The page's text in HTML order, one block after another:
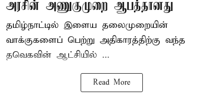
அரசின் அணுகுமுறை ஆபத்தானது
தமிழ்நாட்டில் இளைய தலைமுறையின்
வாக்குகளைப் பெற்று அதிகாரத்திற்கு வந்த
தவெகவின் ஆட்சியில் ...
Read More